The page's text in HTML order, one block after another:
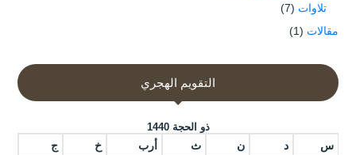
تلاوات (7)
مقالات (1)
التقويم الهجري
ذو الحجة 1440
س د ن ث أرب خ ج